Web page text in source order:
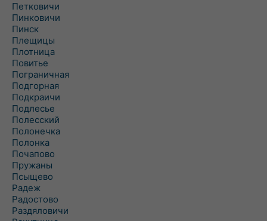
Петковичи
Пинковичи
Пинск
Плещицы
Плотница
Повитье
Пограничная
Подгорная
Подкраичи
Подлесье
Полесский
Полонечка
Полонка
Почапово
Пружаны
Псыщево
Радеж
Радостово
Раздяловичи